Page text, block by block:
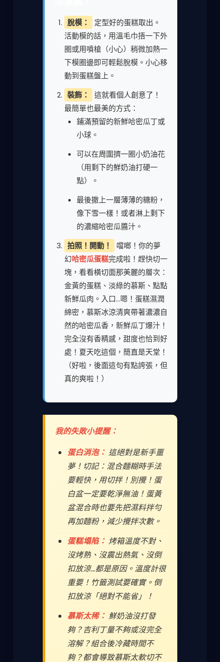
脫模：
定型好的蛋糕取出。
活動模的話，用溫毛巾捂一下外
圈或用噴槍（小心）稍微加熱一
下模圈邊即可輕鬆脫模。小心移
動到蛋糕盤上。
裝飾：
這就看個人創意了！
最簡單也最美的方式：
鋪滿預留的新鮮哈密瓜丁或
小球。
可以在周圍擠一圈小奶油花
（用剩下的鮮奶油打硬一
點）。
最後撒上一層薄薄的糖粉，
像下雪一樣！或者淋上剩下
的濃縮哈密瓜醬汁。
拍照！開動！
噹啷！你的夢
幻哈密瓜蛋糕完成啦！趕快切一
塊，看看橫切面那美麗的層次：
金黃的蛋糕、淡綠的慕斯、點點
新鮮瓜肉。入口...嗯！蛋糕濕潤
綿密，慕斯冰涼清爽帶著濃濃自
然的哈密瓜香，新鮮瓜丁爆汁！
完全沒有香精感，甜度也恰到好
處！夏天吃這個，簡直是天堂！
（好啦，後面這句有點誇張，但
真的爽啦！）
我的失敗小提醒：
蛋白消泡： 這絕對是新手噩
夢！切記：混合麵糊時手法
要輕快，用切拌！別攪！蛋
白盆一定要乾淨無油！蛋黃
盆混合時也要先把濕料拌勻
再加麵粉，減少攪拌次數。
蛋糕塌陷： 烤箱溫度不對、
沒烤熟、沒震出熱氣、沒倒
扣放涼...都是原因。溫度計很
重要！竹籤測試要確實。倒
扣放涼「絕對不能省」！
慕斯太稀： 鮮奶油沒打發
夠？吉利丁量不夠或沒完全
溶解？組合後冷藏時間不
夠？都會導致慕斯太軟切不